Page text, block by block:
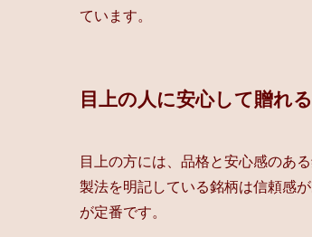
ています。
目上の人に安心して贈れ
目上の方には、品格と安心感のあ
製法を明記している銘柄は信頼感
が定番です。